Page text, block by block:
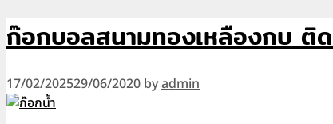
ก๊อกบอลสนามทองเหลืองกบ
17/02/202529/06/2020 byadmin